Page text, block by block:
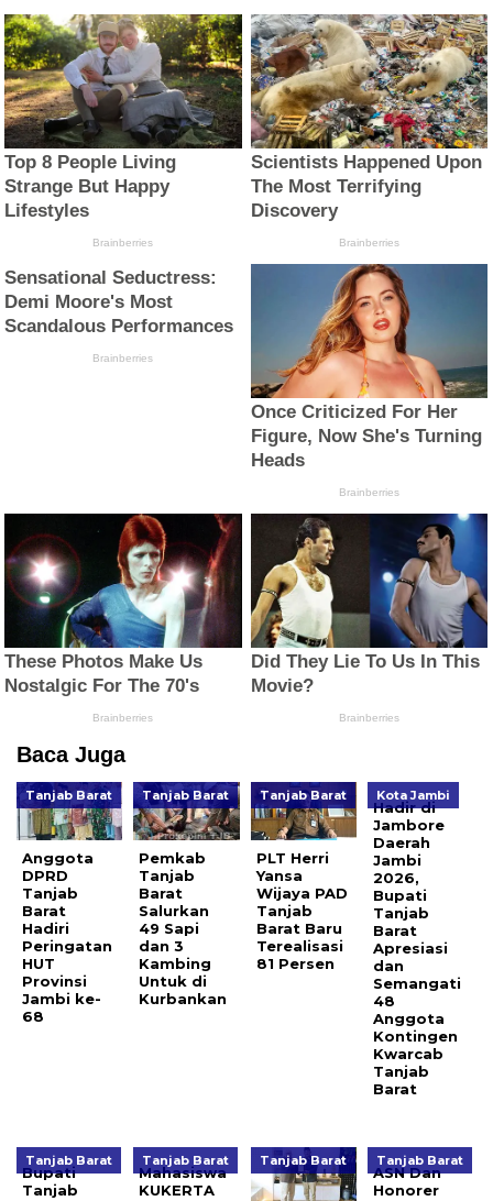
Baca Juga
Tanjab Barat
Anggota
DPRD
Tanjab
Barat
Hadiri
Peringatan
HUT
Provinsi
Jambi ke-
68
Tanjab Barat
Pemkab
Tanjab
Barat
Salurkan
49 Sapi
dan 3
Kambing
Untuk di
Kurbankan
Tanjab Barat
PLT Herri
Yansa
Wijaya PAD
Tanjab
Barat Baru
Terealisasi
81 Persen
Kota Jambi
Hadir di
Jambore
Daerah
Jambi
2026,
Bupati
Tanjab
Barat
Apresiasi
dan
Semangati
48
Anggota
Kontingen
Kwarcab
Tanjab
Barat
Tanjab Barat
Bupati
Tanjab
Tanjab Barat
Mahasiswa
KUKERTA
Tanjab Barat Tanjab Barat
ASN Dan
Honorer